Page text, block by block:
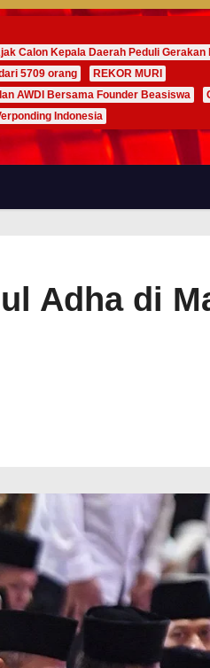
Calon Kepala Daerah Peduli Gerakan
5709 orang
REKOR MURI
AWDI Bersama Founder Beasiswa
Indonesia
Adha di